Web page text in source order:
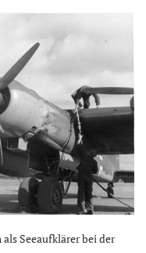
Seeaufklärer bei der